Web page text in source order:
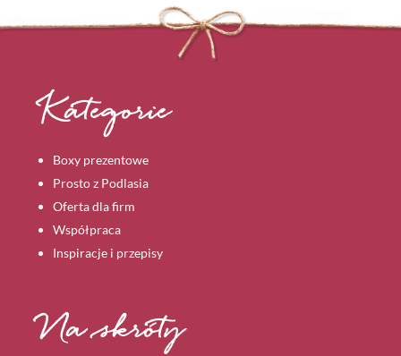
Kategorie
Boxy prezentowe
Prosto z Podlasia
Oferta dla firm
Współpraca
Inspiracje i przepisy
Na skróty